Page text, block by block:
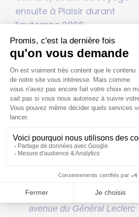
ensuite à Plaisir durant
l’automne 2026.
Une exposition à
retrouver:
Du 7/03/2026 au
29/04/2026
14h à 17h et tous les soirs
de spectacle
Tout public – Entrée libre
Le Scarabée, 7 bis
avenue du Général Leclerc